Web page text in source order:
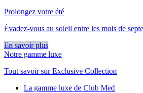
Prolongez votre été
Évadez-vous au soleil entre les mois de
En savoir plus
Notre gamme luxe
Tout savoir sur Exclusive Collection
La gamme luxe de Club Med